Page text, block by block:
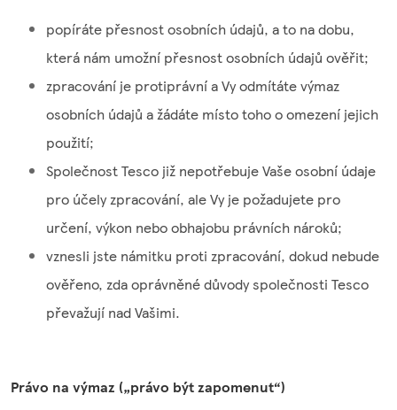
popíráte přesnost osobních údajů, a to na dobu,
která nám umožní přesnost osobních údajů ověřit;
zpracování je protiprávní a Vy odmítáte výmaz
osobních údajů a žádáte místo toho o omezení jejich
použití;
Společnost Tesco již nepotřebuje Vaše osobní údaje
pro účely zpracování, ale Vy je požadujete pro
určení, výkon nebo obhajobu právních nároků;
vznesli jste námitku proti zpracování, dokud nebude
ověřeno, zda oprávněné důvody společnosti Tesco
převažují nad Vašimi.
Právo na výmaz („právo být zapomenut“)